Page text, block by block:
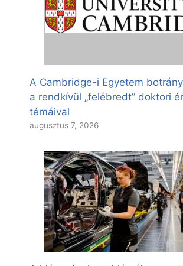
A Cambridge-i Egyetem
a rendkívül „felébredt” doktori
témáival
augusztus 7, 2026